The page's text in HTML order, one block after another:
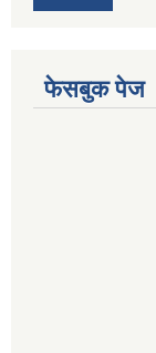
फेसबुक पेज